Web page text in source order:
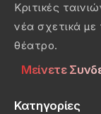
Κριτικές
νέα σχετικά με
θέατρο.
Μείνετε
Κατηγορίες